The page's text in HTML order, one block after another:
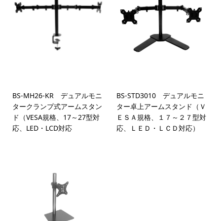
BS-MH26-KR デュアルモニ
タークランプ式アームスタン
ド（VESA規格、17～27型対
応、LED・LCD対応
BS-STD3010 デュアルモニ
ター卓上アームスタンド（Ｖ
ＥＳＡ規格、１７～２７型対
応、ＬＥＤ・ＬＣＤ対応）